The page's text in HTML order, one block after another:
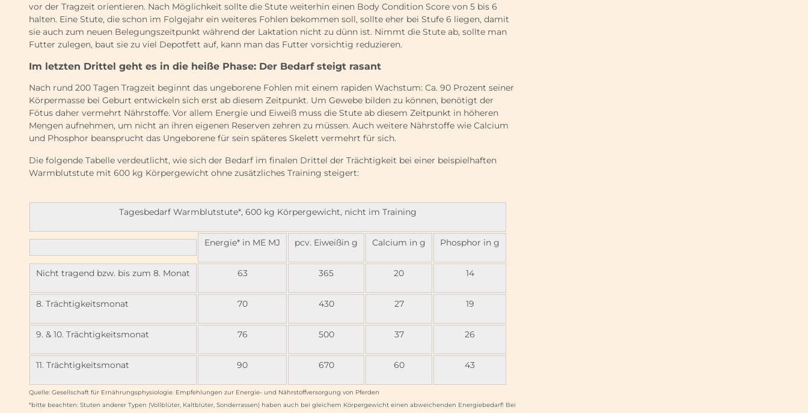
vor der Tragzeit orientieren. Nach Möglichkeit sollte die Stute weiterhin einen Body Condition Score von 5 bis 6
halten. Eine Stute, die schon im Folgejahr ein weiteres Fohlen bekommen soll, sollte eher bei Stufe 6 liegen, damit
sie auch zum neuen Belegungszeitpunkt während der Laktation nicht zu dünn ist. Nimmt die Stute ab, sollte man
Futter zulegen, baut sie zu viel Depotfett auf, kann man das Futter vorsichtig reduzieren.
Im letzten Drittel geht es in die heiße Phase: Der Bedarf steigt rasant
Nach rund 200 Tagen Tragzeit beginnt das ungeborene Fohlen mit einem rapiden Wachstum: Ca. 90 Prozent seiner
Körpermasse bei Geburt entwickeln sich erst ab diesem Zeitpunkt. Um Gewebe bilden zu können, benötigt der
Fötus daher vermehrt Nährstoffe. Vor allem Energie und Eiweiß muss die Stute ab diesem Zeitpunkt in höheren
Mengen aufnehmen, um nicht an ihren eigenen Reserven zehren zu müssen. Auch weitere Nährstoffe wie Calcium
und Phosphor beansprucht das Ungeborene für sein späteres Skelett vermehrt für sich.
Die folgende Tabelle verdeutlicht, wie sich der Bedarf im finalen Drittel der Trächtigkeit bei einer beispielhaften
Warmblutstute mit 600 kg Körpergewicht ohne zusätzliches Training steigert:
Tagesbedarf Warmblutstute*, 600 kg Körpergewicht, nicht im Training
Energie* in ME MJ pcv. Eiweißin g Calcium in g Phosphor in g
Nicht tragend bzw. bis zum 8. Monat 63 365 20 14
8. Trächtigkeitsmonat 70 430 27 19
9. & 10. Trächtigkeitsmonat 76 500 37 26
11. Trächtigkeitsmonat 90 670 60 43
Quelle: Gesellschaft für Ernährungsphysiologie. Empfehlungen zur Energie- und Nährstoffversorgung von Pferden
*bitte beachten: Stuten anderer Typen (Vollblüter, Kaltblüter, Sonderrassen) haben auch bei gleichem Körpergewicht einen abweichenden Energiebedarf! Bei